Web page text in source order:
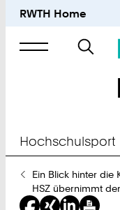
RWTH Home
Suche
nach
Hochschulsport
Sie
sind
hier:
Ein Blick hinter die
HSZ übernimmt